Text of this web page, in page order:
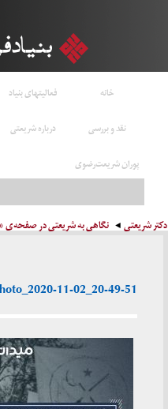
خانه فعالیتهای بنیاد
نقد و بررسی
درباره شریعتی
پوران شریعت‌رضوی
دکتر شریعتی نگاهی به شریعتی در صفحه‌ی
11-02_20-49-51